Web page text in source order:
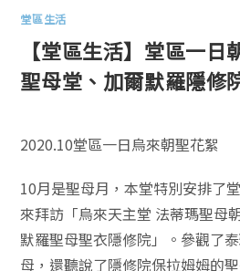
堂區生活
【堂區生活】堂區一
聖母堂、加爾默羅隱修
2020.10堂區一日烏來朝聖花絮
10月是聖母月，本堂特別安排了
來拜訪「烏來天主堂 法蒂瑪聖母
默羅聖母聖衣隱修院」。參觀了
母，還聽說了隱修院保拉姆姆的聖